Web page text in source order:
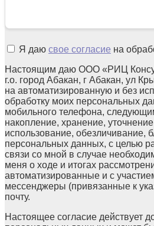
Я даю свое согласие на
Настоящим даю ООО «РИЦ
г.о. город Абакан, г Абакан, ул
на автоматизированную и без
обработку моих персональных
мобильного телефона,
накопление, хранение,
использование, обезличивание,
персональных данных, с целью
связи со мной в случае
меня о ходе и итогах
автоматизированные и с
мессенджеры (привязанные к
почту.
Настоящее согласие действует